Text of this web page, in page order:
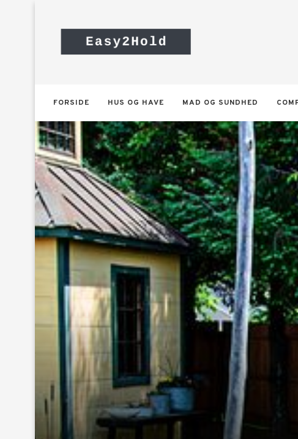
FORSIDE HUS OG HAVE MAD OG SUNDHED